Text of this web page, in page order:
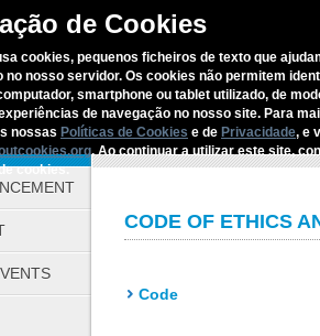
de Cookies
cookies, pequenos ficheiros de texto que
no nosso servidor. Os cookies não permitem
smartphone ou tablet utilizado, de
de navegação no nosso site. Para
nossas Políticas de Cookies e de Privacidade, e
. Ao continuar a utilizar este site,
cookies.
REDITUS SERVICES
Home › Investors › Corporate
CODE OF ETHICS
Code